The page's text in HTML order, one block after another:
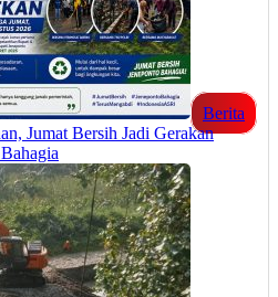
Berita
Jumat Bersih Jadi Gerakan